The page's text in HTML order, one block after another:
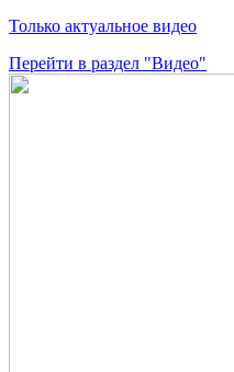
Только актуальное видео
Перейти в раздел "Видео"